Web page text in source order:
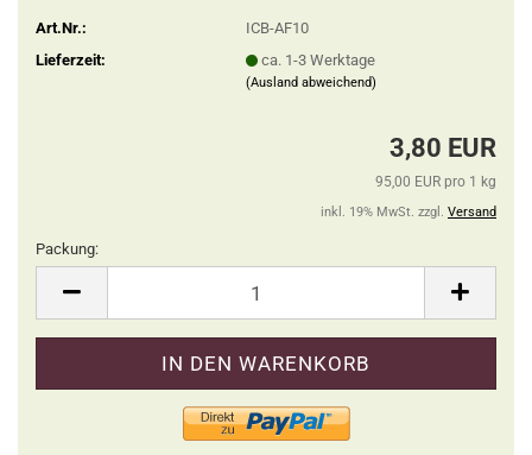
Art.Nr.:
ICB-AF10
Lieferzeit:
ca. 1-3 Werktage
(Ausland abweichend)
3,80 EUR
95,00 EUR pro 1 kg
inkl. 19% MwSt. zzgl. Versand
Packung: